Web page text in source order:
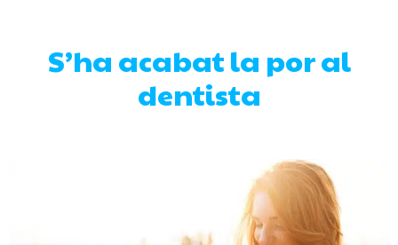
S’ha acabat la por al
dentista